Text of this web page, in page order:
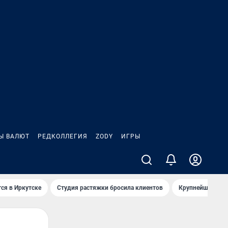
ВАЛЮТ РЕДКОЛЛЕГИЯ ZODY ИГРЫ
в Иркутске Студия растяжки бросила клиентов Крупнейшие